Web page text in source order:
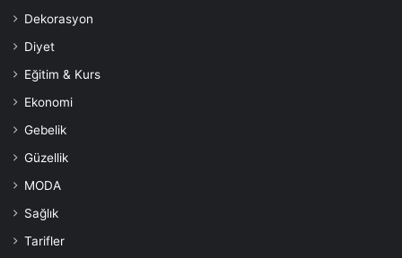
Bu noktada tercih tamamen sizin hayal gücünüzle alakalı.
Makas
Teraryumlarda kullanılabilen
bitkiler
Teraryum için
Dekorasyon
Diyet
Eğitim & Kurs
Ekonomi
Gebelik
Güzellik
MODA
Sağlık
Tarifler